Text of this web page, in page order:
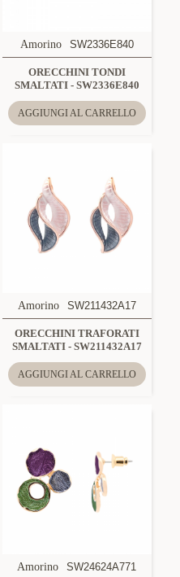
Amorino SW2336E840
ORECCHINI TONDI
SMALTATI - SW2336E840
AGGIUNGI AL CARRELLO
Amorino SW211432A17
ORECCHINI TRAFORATI
SMALTATI - SW211432A17
AGGIUNGI AL CARRELLO
Amorino SW24624A771